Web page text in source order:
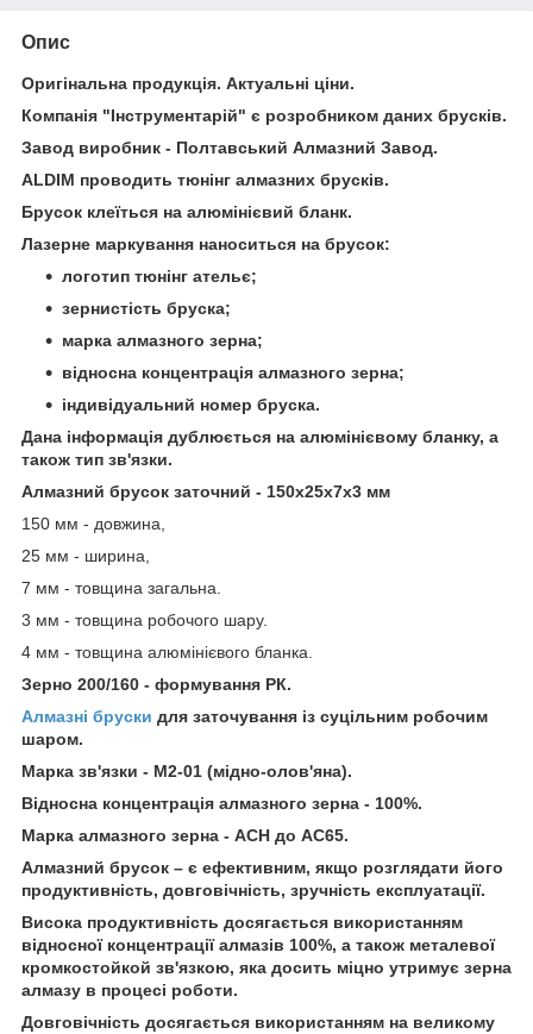
Опис
Оригінальна продукція. Актуальні ціни.
Компанія "Інструментарій" є розробником даних брусків.
Завод виробник - Полтавський Алмазний Завод.
ALDIM проводить тюнінг алмазних брусків.
Брусок клеїться на алюмінієвий бланк.
Лазерне маркування наноситься на брусок:
логотип тюнінг ательє;
зернистість бруска;
марка алмазного зерна;
відносна концентрація алмазного зерна;
індивідуальний номер бруска.
Дана інформація дублюється на алюмінієвому бланку, а
також тип зв'язки.
Алмазний брусок заточний - 150х25х7х3 мм
150 мм - довжина,
25 мм - ширина,
7 мм - товщина загальна.
3 мм - товщина робочого шару.
4 мм - товщина алюмінієвого бланка.
Зерно 200/160 - формування РК.
Алмазні бруски для заточування із суцільним робочим
шаром.
Марка зв'язки - М2-01 (мідно-олов'яна).
Відносна концентрація алмазного зерна - 100%.
Марка алмазного зерна - ACH до АС65.
Алмазний брусок – є ефективним, якщо розглядати його
продуктивність, довговічність, зручність експлуатації.
Висока продуктивність досягається використанням
відносної концентрації алмазів 100%, а також металевої
кромкостойкой зв'язкою, яка досить міцно утримує зерна
алмазу в процесі роботи.
Довговічність досягається використанням на великому